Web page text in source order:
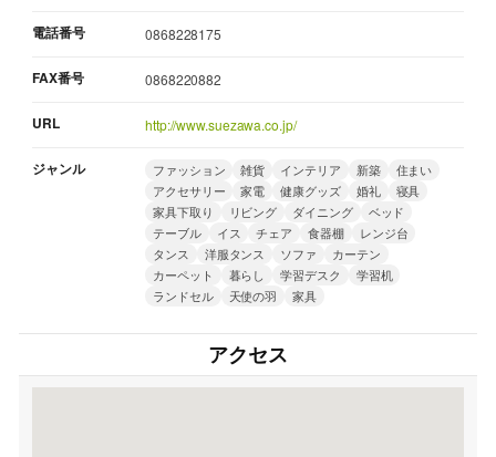
電話番号 0868228175
FAX番号 0868220882
URL http://www.suezawa.co.jp/
ジャンル ファッション 雑貨 インテリア 新築
住まい
アクセサリー
家電 健康グッズ 婚礼
寝具
家具下取り
リビング ダイニング
ベッド
テーブル
イス チェア 食器棚
レンジ台
タンス
洋服タンス ソファ
カーテン
カーペット
暮らし 学習デスク
学習机
ランドセル
天使の羽 家具
アクセス